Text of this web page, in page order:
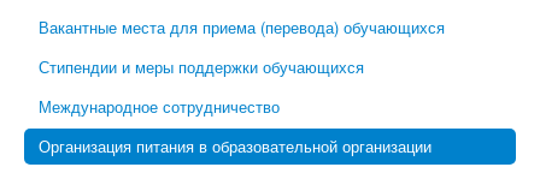
Вакантные места для приема (перевода) обучающихся
Стипендии и меры поддержки обучающихся
Международное сотрудничество
Организация питания в образовательной организации